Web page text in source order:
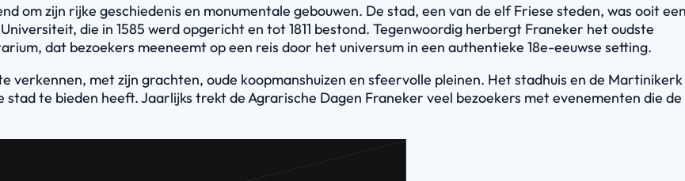
om zijn rijke geschiedenis en monumentale gebouwen. De stad, een van de elf Friese steden, was ooit
die in 1585 werd opgericht en tot 1811 bestond. Tegenwoordig herbergt Franeker het oudste
dat bezoekers meeneemt op een reis door het universum in een authentieke 18e-eeuwse setting.
verkennen, met zijn grachten, oude koopmanshuizen en sfeervolle pleinen. Het stadhuis en de Martinikerk
te bieden heeft. Jaarlijks trekt de Agrarische Dagen Franeker veel bezoekers met evenementen die de